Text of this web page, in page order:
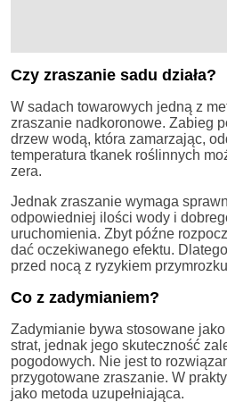
Czy zraszanie sadu działa?
W sadach towarowych jedną z
zraszanie nadkoronowe. Zabieg
drzew wodą, która zamarzając,
temperatura tkanek roślinnych
zera.
Jednak zraszanie wymaga
odpowiedniej ilości wody i
uruchomienia. Zbyt późne
dać oczekiwanego efektu.
przed nocą z ryzykiem
Co z zadymianiem?
Zadymianie bywa stosowane
strat, jednak jego skuteczność
pogodowych. Nie jest to
przygotowane zraszanie. W
jako metoda uzupełniająca.